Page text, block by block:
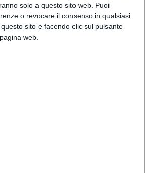
solo a questo sito web. Puoi
o revocare il consenso in qualsiasi
sito e facendo clic sul pulsante
web.
mercoledì 5 giugno alle 19 sul
San Giuseppe. L'ingresso è gratuito,
di assistere a una serata di